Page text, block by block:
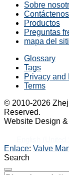
Sobre
Contáctenos
Productos
Preguntas
mapa del
Glossary
Tags
Privacy and
Terms
© 2010-2026
Reserved.
Website Design
Enlace: Valve
Search